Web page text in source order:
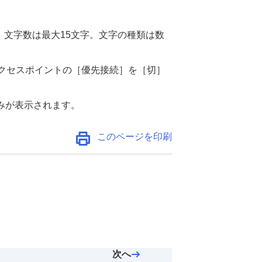
字数は最大15文字。文字の種類は数
セスポイントの ［優先接続］ を ［切］
表示されます。
このページを印刷
次へ